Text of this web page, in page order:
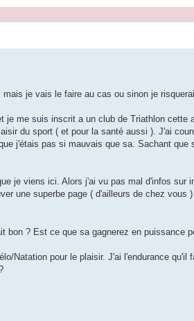
je vais le faire au cas ou sinon je
je me suis inscrit a un club de Triathlon cette
du sport ( et pour la santé aussi ). J'ai
j'étais pas si mauvais que sa. Sachant
je viens ici. Alors j'ai vu pas mal d'infos sur
une superbe page ( d'ailleurs de chez
bon ? Est ce que sa gagnerez en puissance
Natation pour le plaisir. J'ai l'endurance